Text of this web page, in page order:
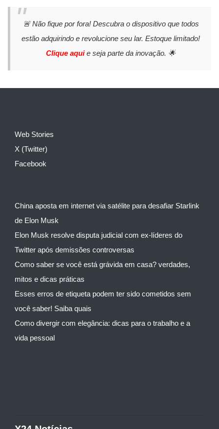
🚨 Não fique por fora! Descubra o dispositivo que todos
estão adquirindo e revolucione seu lar. Estoque limitado!
Clique aquie seja parte da inovação. 🌟
Web Stories
X (Twitter)
Facebook
China aposta em internet via satélite para desafiar Starlink
de Elon Musk
Elon Musk resolve disputa judicial com ex-líderes do
Twitter após demissões controversas
Como saber se você está grávida em casa? verdades,
mitos e dicas práticas
Esses erros de etiqueta podem ter sido cometidos sem
você saber! Saiba quais
Como divergir com elegância: dicas para o trabalho e a
vida pessoal